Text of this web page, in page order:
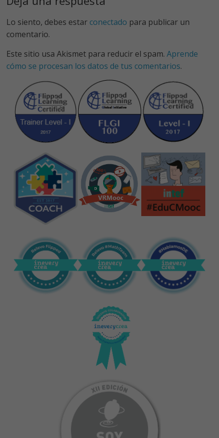
k p
Lo siento, debes estar conectado para publicar un
comentario.
Este sitio usa Akismet para reducir el spam.Aprende
cómo se procesan los datos de tus comentarios.